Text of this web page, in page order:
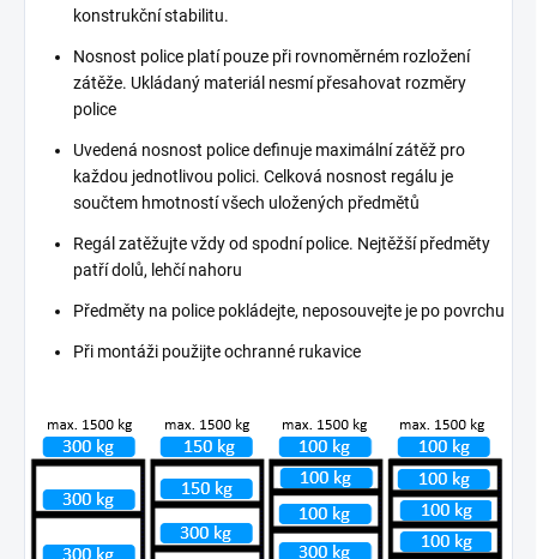
konstrukční stabilitu.
Nosnost police platí pouze při rovnoměrném rozložení
zátěže. Ukládaný materiál nesmí přesahovat rozměry
police
Uvedená nosnost police definuje maximální zátěž pro
každou jednotlivou polici. Celková nosnost regálu je
součtem hmotností všech uložených předmětů
Regál zatěžujte vždy od spodní police. Nejtěžší předměty
patří dolů, lehčí nahoru
Předměty na police pokládejte, neposouvejte je po povrchu
Při montáži použijte ochranné rukavice